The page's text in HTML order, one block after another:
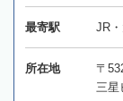
最寄駅 JR
所在地
〒
三星